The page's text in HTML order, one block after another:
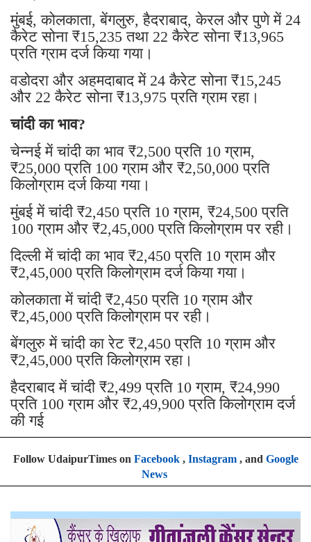
मुंबई, कोलकाता, बेंगलुरु, हैदराबाद, केरल और पुणे में 24
कैरेट सोना ₹15,235 तथा 22 कैरेट सोना ₹13,965
प्रति ग्राम दर्ज किया गया।
वडोदरा और अहमदाबाद में 24 कैरेट सोना ₹15,245
और 22 कैरेट सोना ₹13,975 प्रति ग्राम रहा।
चांदी का भाव?
चेन्नई में चांदी का भाव ₹2,500 प्रति 10 ग्राम,
₹25,000 प्रति 100 ग्राम और ₹2,50,000 प्रति
किलोग्राम दर्ज किया गया।
मुंबई में चांदी ₹2,450 प्रति 10 ग्राम, ₹24,500 प्रति
100 ग्राम और ₹2,45,000 प्रति किलोग्राम पर रही।
दिल्ली में चांदी का भाव ₹2,450 प्रति 10 ग्राम और
₹2,45,000 प्रति किलोग्राम दर्ज किया गया।
कोलकाता में चांदी ₹2,450 प्रति 10 ग्राम और
₹2,45,000 प्रति किलोग्राम पर रही।
बेंगलुरु में चांदी का रेट ₹2,450 प्रति 10 ग्राम और
₹2,45,000 प्रति किलोग्राम रहा।
हैदराबाद में चांदी ₹2,499 प्रति 10 ग्राम, ₹24,990
प्रति 100 ग्राम और ₹2,49,900 प्रति किलोग्राम दर्ज
की गई
Follow UdaipurTimes on Facebook, Instagram, and Google
News